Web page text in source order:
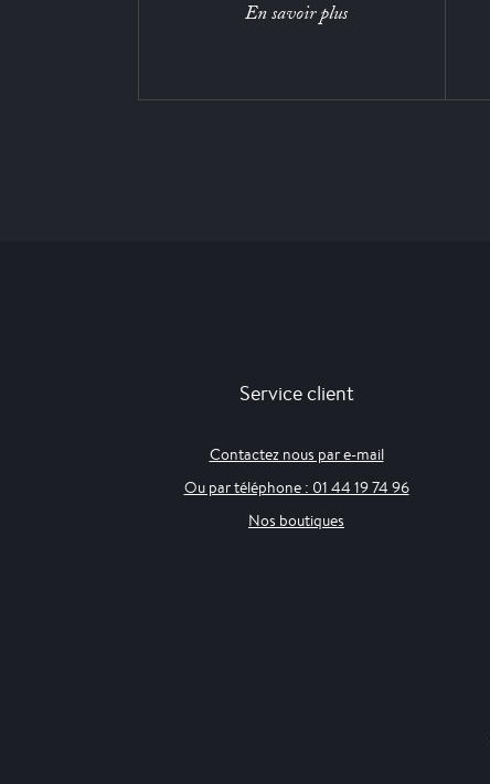
En savoir plus
Service client
Contactez nous par e-mail
Ou par téléphone : 01 44 19 74 96
Nos boutiques